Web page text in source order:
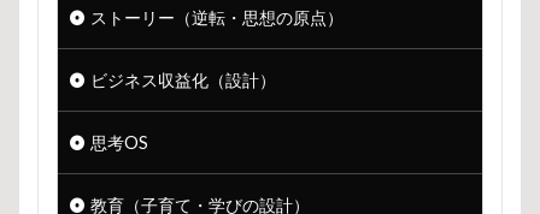
ストーリー（逆転・思想の原点）
ビジネス収益化（設計）
思考OS
教育（子育て・学びの設計）